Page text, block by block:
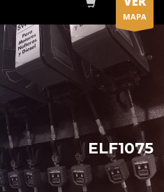
MAPA
ELF1075